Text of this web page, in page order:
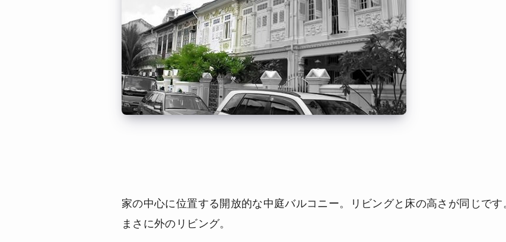
家の中心に位置する開放的な中庭バルコニー。リビングと床の高さが同じです。
まさに外のリビング。